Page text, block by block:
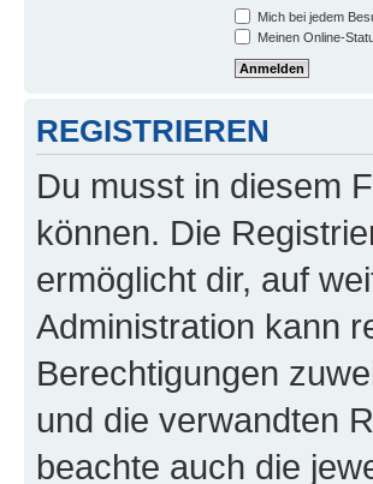
Mich bei jedem
Meinen Online-
REGISTRIEREN
Du musst in diesem
können. Die
ermöglicht dir, auf
Administration kann
Berechtigungen
und die verwandten
beachte auch die